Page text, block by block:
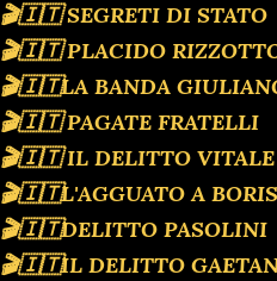
🎬🇮🇹 SEGRETI DI STATO
🎬🇮🇹 PLACIDO
🎬🇮🇹LA BANDA
🎬🇮🇹 PAGATE FRATELLI
🎬🇮🇹 IL DELITTO VITALE
🎬🇮🇹L'AGGUATO A
🎬🇮🇹DELITTO PASOLINI
🎬🇮🇹IL DELITTO